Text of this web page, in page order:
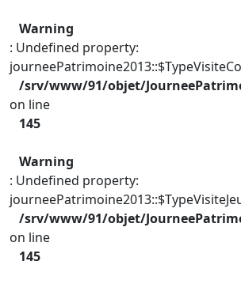
Warning
: Undefined property:
/srv/www/91/objet/
on line
145
Warning
: Undefined property:
/srv/www/91/objet/
on line
145